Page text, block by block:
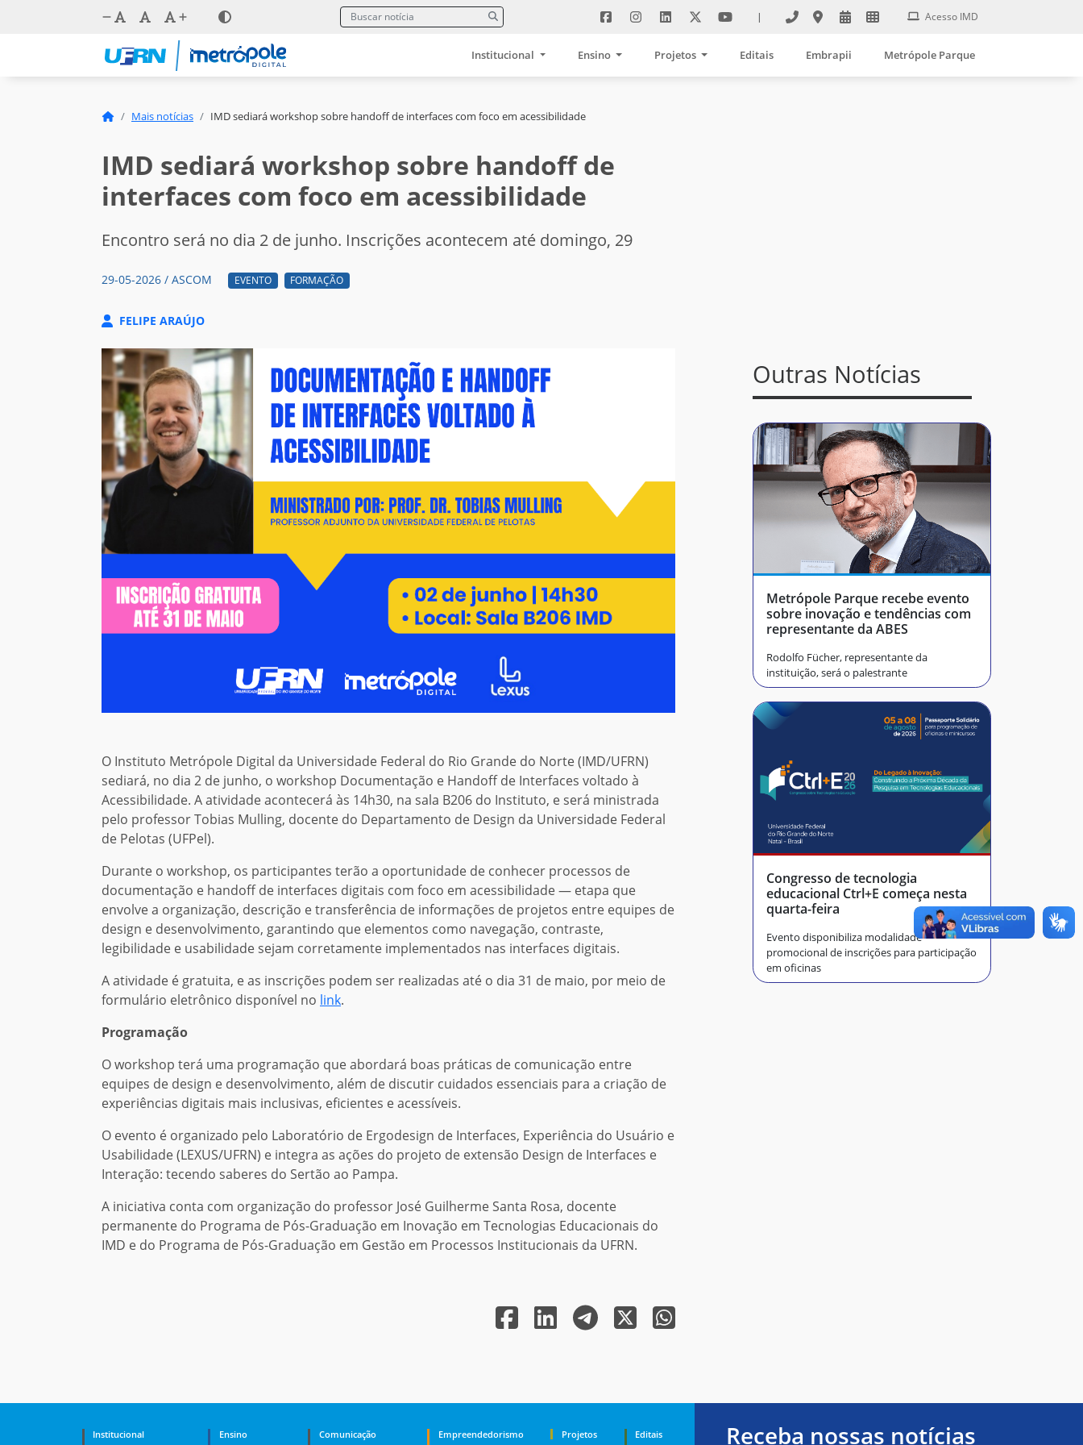
| Acesso IMD
Institucional Ensino Projetos Editais Embrapii Metrópole Parque
Mais notícias IMD sediará workshop sobre handoff de interfaces com foco em acessibilidade
IMD sediará workshop sobre handoff de
interfaces com foco em acessibilidade
Encontro será no dia 2 de junho. Inscrições acontecem até domingo, 29
29-05-2026 / ASCOM EVENTO FORMAÇÃO
FELIPE ARAÚJO
O Instituto Metrópole Digital da Universidade Federal do Rio Grande do Norte (IMD/UFRN)
sediará, no dia 2 de junho, o workshop Documentação e Handoff de Interfaces voltado à
Acessibilidade. A atividade acontecerá às 14h30, na sala B206 do Instituto, e será ministrada
pelo professor Tobias Mulling, docente do Departamento de Design da Universidade Federal
de Pelotas (UFPel).
Durante o workshop, os participantes terão a oportunidade de conhecer processos de
documentação e handoff de interfaces digitais com foco em acessibilidade — etapa que
envolve a organização, descrição e transferência de informações de projetos entre equipes de
design e desenvolvimento, garantindo que elementos como navegação, contraste,
legibilidade e usabilidade sejam corretamente implementados nas interfaces digitais.
A atividade é gratuita, e as inscrições podem ser realizadas até o dia 31 de maio, por meio de
formulário eletrônico disponível no link.
Programação
O workshop terá uma programação que abordará boas práticas de comunicação entre
equipes de design e desenvolvimento, além de discutir cuidados essenciais para a criação de
experiências digitais mais inclusivas, eficientes e acessíveis.
O evento é organizado pelo Laboratório de Ergodesign de Interfaces, Experiência do Usuário e
Usabilidade (LEXUS/UFRN) e integra as ações do projeto de extensão Design de Interfaces e
Interação: tecendo saberes do Sertão ao Pampa.
A iniciativa conta com organização do professor José Guilherme Santa Rosa, docente
permanente do Programa de Pós-Graduação em Inovação em Tecnologias Educacionais do
IMD e do Programa de Pós-Graduação em Gestão em Processos Institucionais da UFRN.
Outras Notícias
Metrópole Parque recebe evento
sobre inovação e tendências com
representante da ABES
Rodolfo Fücher, representante da
instituição, será o palestrante
Congresso de tecnologia
educacional Ctrl+E começa nesta
quarta-feira
Evento disponibiliza modalidade
promocional de inscrições para participação
em oficinas
Institucional
Ensino
Comunicação
Empreendedorismo
Projetos
Editais
Receba nossas notícias